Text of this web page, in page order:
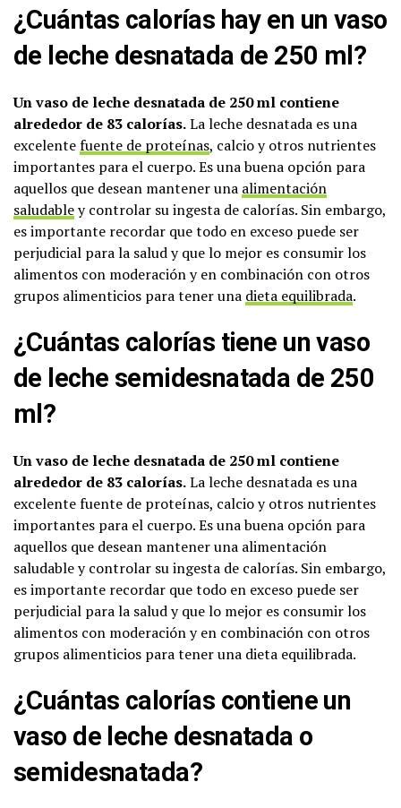
¿Cuántas calorías hay en un vaso
de leche desnatada de 250 ml?
Un vaso de leche desnatada de 250 ml contiene
alrededor de 83 calorías.La leche desnatada es una
excelentefuente de proteínas, calcio y otros nutrientes
importantes para el cuerpo. Es una buena opción para
aquellos que desean mantener una alimentación
saludabley controlar su ingesta de calorías. Sin embargo,
es importante recordar que todo en exceso puede ser
perjudicial para la salud y que lo mejor es consumir los
alimentos con moderación y en combinación con otros
grupos alimenticios para tener una dieta equilibrada.
¿Cuántas calorías tiene un vaso
de leche semidesnatada de 250
ml?
Un vaso de leche desnatada de 250 ml contiene
alrededor de 83 calorías.La leche desnatada es una
excelente fuente de proteínas, calcio y otros nutrientes
importantes para el cuerpo. Es una buena opción para
aquellos que desean mantener una alimentación
saludable y controlar su ingesta de calorías. Sin embargo,
es importante recordar que todo en exceso puede ser
perjudicial para la salud y que lo mejor es consumir los
alimentos con moderación y en combinación con otros
grupos alimenticios para tener una dieta equilibrada.
¿Cuántas calorías contiene un
vaso de leche desnatada o
semidesnatada?